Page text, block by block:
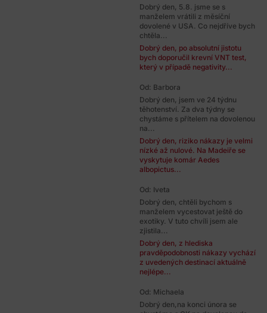
Dobrý den, 5.8. jsme se s
manželem vrátili z měsíční
dovolené v USA. Co nejdříve bych
chtěla...
Dobrý den, po absolutní jistotu
bych doporučil krevní VNT test,
který v případě negativity...
Od: Barbora
Dobrý den, jsem ve 24 týdnu
těhotenství. Za dva týdny se
chystáme s přítelem na dovolenou
na...
Dobrý den, riziko nákazy je velmi
nízké až nulové. Na Madeiře se
vyskytuje komár Aedes
albopictus...
Od: Iveta
Dobrý den, chtěli bychom s
manželem vycestovat ještě do
exotiky. V tuto chvíli jsem ale
zjistila...
Dobrý den, z hlediska
pravděpodobnosti nákazy vychází
z uvedených destinací aktuálně
nejlépe...
Od: Michaela
Dobrý den,na konci února se